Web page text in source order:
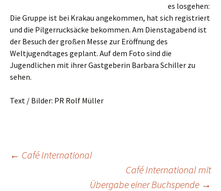
es losgehen:
Die Gruppe ist bei Krakau angekommen, hat sich registriert
und die Pilgerrucksäcke bekommen. Am Dienstagabend ist
der Besuch der großen Messe zur Eröffnung des
Weltjugendtages geplant. Auf dem Foto sind die
Jugendlichen mit ihrer Gastgeberin Barbara Schiller zu
sehen.
Text / Bilder: PR Rolf Müller
Beitragsnavigation
← Café International
Café International mit
Übergabe einer Buchspende →